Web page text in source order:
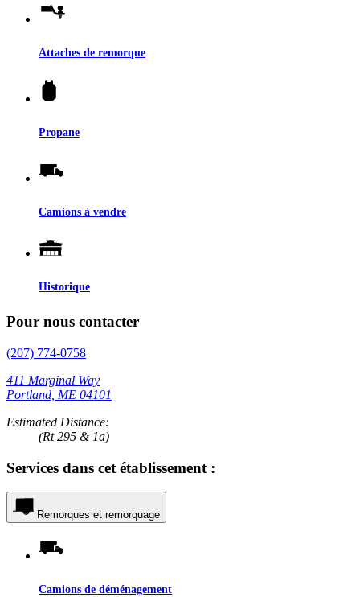
Attaches de remorque
Propane
Camions à vendre
Historique
Pour nous contacter
(207) 774-0758
411 Marginal Way
Portland, ME 04101
Estimated Distance:
(Rt 295 & 1a)
Services dans cet établissement :
Remorques et remorquage
Camions de déménagement